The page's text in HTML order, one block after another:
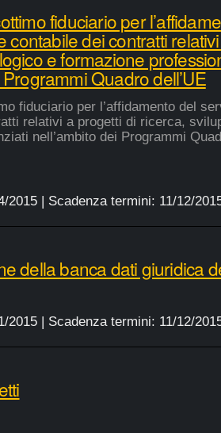
fiduciario per
contabile dei contratti
e formazione
Quadro dell’UE
fiduciario per l’affidamento del
relativi a progetti di ricerca,
nell’ambito dei Programmi
2015| Scadenza termini: 11/12/
della banca dati giuridica
2015| Scadenza termini: 11/12/